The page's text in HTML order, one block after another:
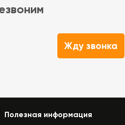
Жду звонка
Полезная информация